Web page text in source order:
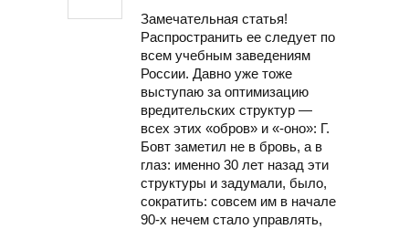
Замечательная статья!
Распространить ее следует по
всем учебным заведениям
России. Давно уже тоже
выступаю за оптимизацию
вредительских структур —
всех этих «обров» и «-оно»: Г.
Бовт заметил не в бровь, а в
глаз: именно 30 лет назад эти
структуры и задумали, было,
сократить: совсем им в начале
90-х нечем стало управлять,